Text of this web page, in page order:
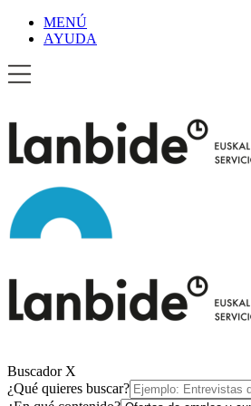
MENÚ
AYUDA
Buscador X
¿Qué quieres buscar?